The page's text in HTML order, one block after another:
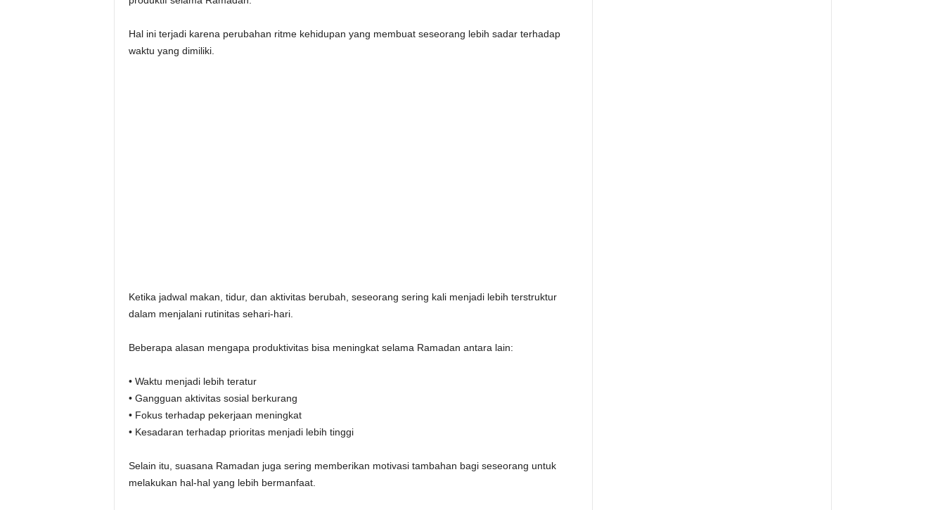
Hal ini terjadi karena perubahan ritme kehidupan yang membuat seseorang lebih sadar terhadap
waktu yang dimiliki.
Ketika jadwal makan, tidur, dan aktivitas berubah, seseorang sering kali menjadi lebih terstruktur
dalam menjalani rutinitas sehari-hari.
Beberapa alasan mengapa produktivitas bisa meningkat selama Ramadan antara lain:
• Waktu menjadi lebih teratur
• Gangguan aktivitas sosial berkurang
• Fokus terhadap pekerjaan meningkat
• Kesadaran terhadap prioritas menjadi lebih tinggi
Selain itu, suasana Ramadan juga sering memberikan motivasi tambahan bagi seseorang untuk
melakukan hal-hal yang lebih bermanfaat.